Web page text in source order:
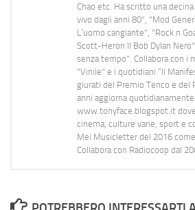
Chao etc. Ha scritto una
vivo dagli anni 80", "Mod
L’uomo cangiante", "Rock n
Scott-Heron Il Bob Dylan
senza tempo". Collabora con i
"Vinile" e i quotidiani “Il
giurati del Premio Tenco e del
anni aggiorna
www.tonyface.blogspot.it dove
cinema, culture varie, sport e
Mei Musicletter del 2016
Collabora con Radiocoop dal